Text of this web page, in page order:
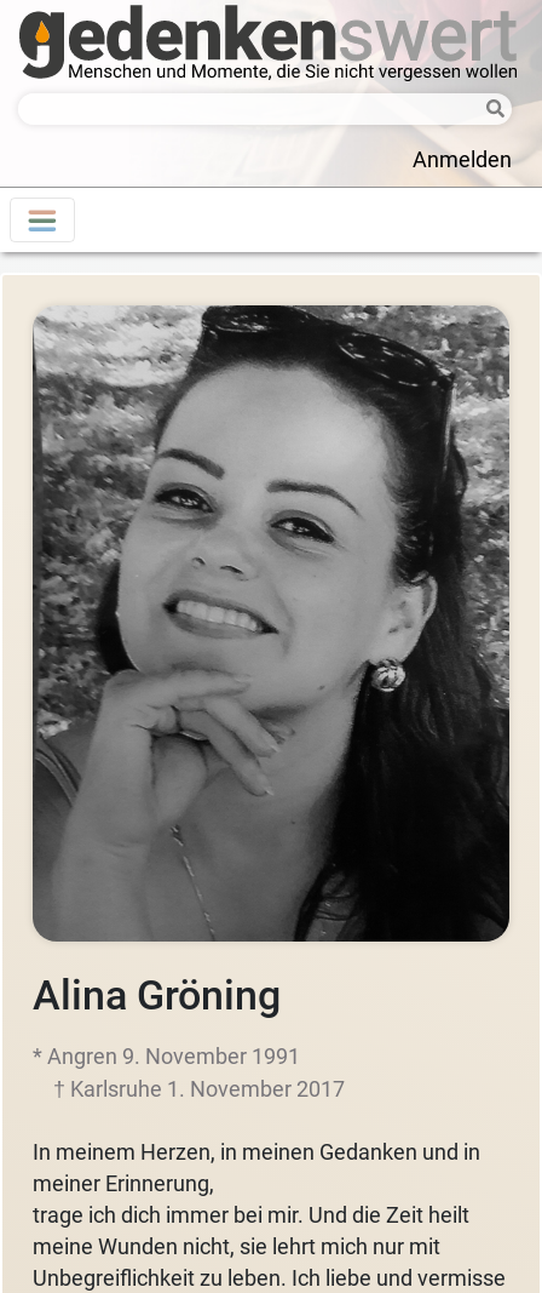
Anmelden
Alina Gröning
* Angren 9. November 1991
† Karlsruhe 1. November 2017
In meinem Herzen, in meinen Gedanken und in
meiner Erinnerung,
trage ich dich immer bei mir. Und die Zeit heilt
meine Wunden nicht, sie lehrt mich nur mit
Unbegreiflichkeit zu leben. Ich liebe und vermisse